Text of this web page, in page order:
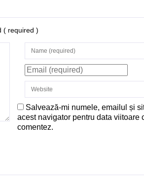
( required )
Salvează-mi numele, emailul și
acest navigator pentru data viitoare
comentez.